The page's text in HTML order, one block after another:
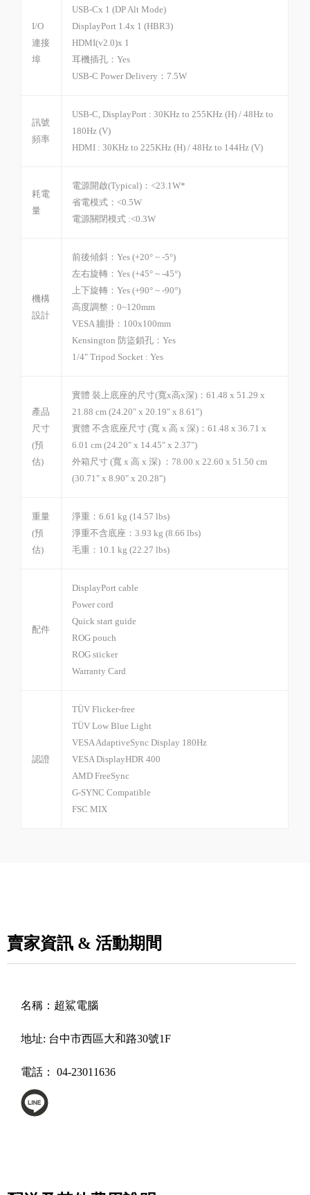
I/O
連接
埠
USB-Cx 1 (DP Alt Mode)
DisplayPort 1.4x 1 (HBR3)
HDMI(v2.0)x 1
耳機插孔： Yes
USB-C Power Delivery： 7.5W
訊號
頻率
USB-C, DisplayPort : 30KHz to 255KHz (H) / 48Hz to
180Hz (V)
HDMI : 30KHz to 225KHz (H) / 48Hz to 144Hz (V)
耗電
量
電源開啟(Typical)： <23.1W*
省電模式： <0.5W
電源關閉模式 :<0.3W
機構
設計
前後傾斜： Yes (+20° ~ -5°)
左右旋轉： Yes (+45° ~ -45°)
上下旋轉： Yes (+90° ~ -90°)
高度調整： 0~120mm
VESA 牆掛： 100x100mm
Kensington 防盜鎖孔： Yes
1/4" Tripod Socket : Yes
產品
尺寸
(預
估)
實體 裝上底座的尺寸(寬x高x深)： 61.48 x 51.29 x
21.88 cm (24.20" x 20.19" x 8.61")
實體 不含底座尺寸 (寬 x 高 x 深)： 61.48 x 36.71 x
6.01 cm (24.20" x 14.45" x 2.37")
外箱尺寸 (寬 x 高 x 深) ： 78.00 x 22.60 x 51.50 cm
(30.71" x 8.90" x 20.28")
重量
(預
估)
淨重： 6.61 kg (14.57 lbs)
淨重不含底座： 3.93 kg (8.66 lbs)
毛重： 10.1 kg (22.27 lbs)
配件
DisplayPort cable
Power cord
Quick start guide
ROG pouch
ROG sticker
Warranty Card
認證
TÜV Flicker-free
TÜV Low Blue Light
VESA AdaptiveSync Display 180Hz
VESA DisplayHDR 400
AMD FreeSync
G-SYNC Compatible
FSC MIX
賣家資訊 & 活動期間
名稱： 超鯊電腦
地址: 台中市西區大和路30號1F
電話： 04-23011636